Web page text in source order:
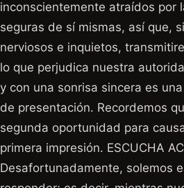
inconscientemente atraídos por
seguras de sí mismas, así que,
nerviosos e inquietos,
lo que perjudica nuestra
y con una sonrisa sincera es
de presentación. Recordemos
segunda oportunidad para
primera impresión. ESCUCHA
Desafortunadamente, solemos